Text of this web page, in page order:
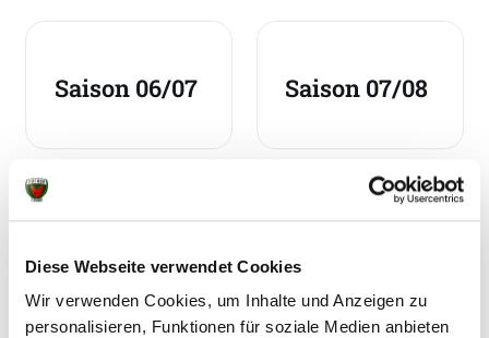
Diese Webseite verwendet Cookies
Wir verwenden Cookies, um Inhalte und Anzeigen zu
personalisieren, Funktionen für soziale Medien anbieten
Saison 06/07 Saison 07/08